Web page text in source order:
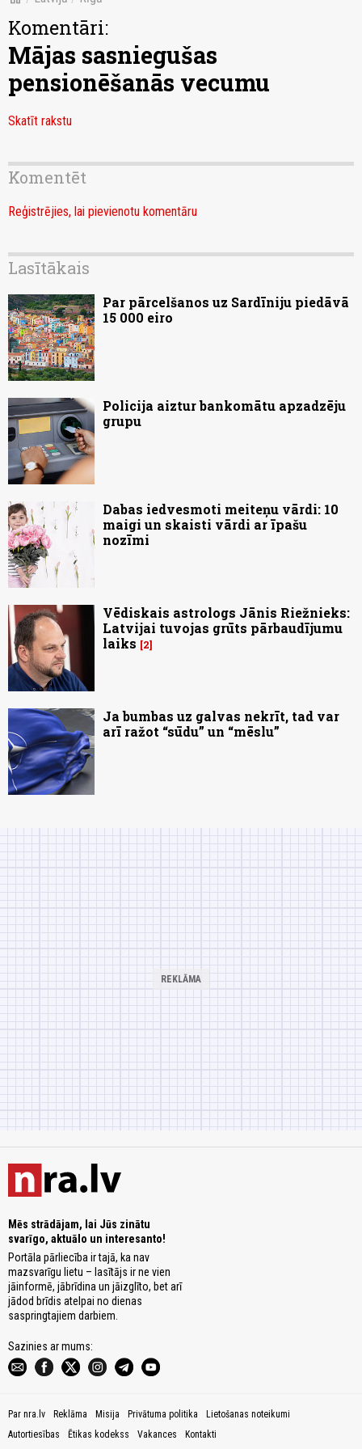
Komentāri:
Mājas sasniegušas
pensionēšanās vecumu
Skatīt rakstu
Komentēt
Reģistrējies, lai pievienotu komentāru
Lasītākais
Par pārcelšanos uz Sardīniju piedāvā
15 000 eiro
Policija aiztur bankomātu apzadzēju
grupu
Dabas iedvesmoti meiteņu vārdi: 10
maigi un skaisti vārdi ar īpašu
nozīmi
Vēdiskais astrologs Jānis Riežnieks:
Latvijai tuvojas grūts pārbaudījumu
laiks
2
Ja bumbas uz galvas nekrīt, tad var
arī ražot “sūdu” un “mēslu”
Mēs strādājam, lai Jūs zinātu
svarīgo, aktuālo un interesanto!
Portāla pārliecība ir tajā, ka nav
mazsvarīgu lietu – lasītājs ir ne vien
jāinformē, jābrīdina un jāizglīto, bet arī
jādod brīdis atelpai no dienas
saspringtajiem darbiem.
Sazinies ar mums:
Par nra.lv Reklāma Misija Privātuma politika
Lietošanas noteikumi
Autortiesības
Ētikas kodekss Vakances Kontakti